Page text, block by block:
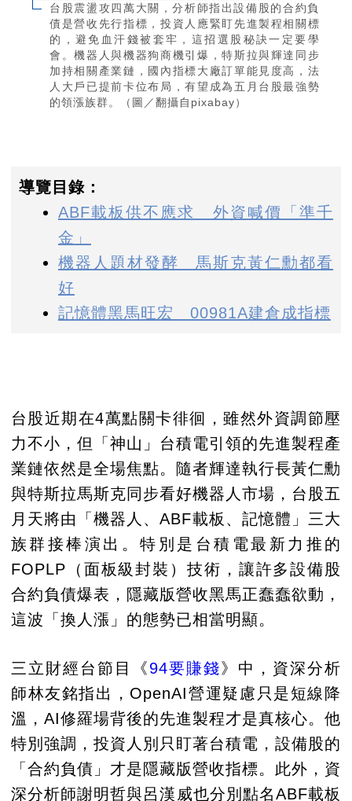
台股震盪攻四萬大關，分析師指出設備股的合約負
債是營收先行指標，投資人應緊盯先進製程相關標
的，避免血汗錢被套牢，這招選股秘訣一定要學
會。機器人與機器狗商機引爆，特斯拉與輝達同步
加持相關產業鏈，國內指標大廠訂單能見度高，法
人大戶已提前卡位布局，有望成為五月台股最強勢
的領漲族群。（圖／翻攝自pixabay）
導覽目錄：
ABF載板供不應求 外資喊價「準千
金」
機器人題材發酵 馬斯克黃仁勳都看
好
記憶體黑馬旺宏 00981A建倉成指標
台股近期在4萬點關卡徘徊，雖然外資調節壓
力不小，但「神山」台積電引領的先進製程產
業鏈依然是全場焦點。隨者輝達執行長黃仁勳
與特斯拉馬斯克同步看好機器人市場，台股五
月天將由「機器人、ABF載板、記憶體」三大
族群接棒演出。特別是台積電最新力推的
FOPLP（面板級封裝）技術，讓許多設備股
合約負債爆表，隱藏版營收黑馬正蠢蠢欲動，
這波「換人漲」的態勢已相當明顯。
三立財經台節目《94要賺錢》中，資深分析
師林友銘指出，OpenAI營運疑慮只是短線降
溫，AI修羅場背後的先進製程才是真核心。他
特別強調，投資人別只盯著台積電，設備股的
「合約負債」才是隱藏版營收指標。此外，資
深分析師謝明哲與呂漢威也分別點名ABF載板